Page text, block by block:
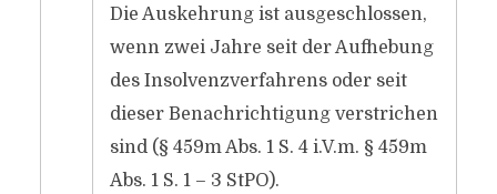
Die Auskehrung ist ausgeschlossen,
wenn zwei Jahre seit der Aufhebung
des Insolvenzverfahrens oder seit
dieser Benachrichtigung verstrichen
sind (§ 459m Abs. 1 S. 4 i.V.m. § 459m
Abs. 1 S. 1 – 3 StPO).